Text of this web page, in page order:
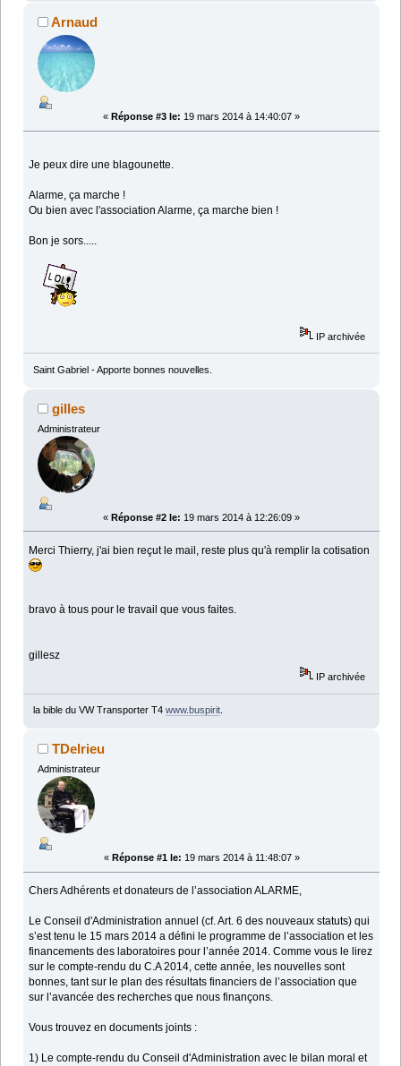
Arnaud
« Réponse #3 le: 19 mars 2014 à 14:40:07 »
Je peux dire une blagounette.
Alarme, ça marche !
Ou bien avec l'association Alarme, ça marche bien !
Bon je sors.....
IP archivée
Saint Gabriel - Apporte bonnes nouvelles.
gilles
Administrateur
« Réponse #2 le: 19 mars 2014 à 12:26:09 »
Merci Thierry, j'ai bien reçut le mail, reste plus qu'à remplir la cotisation
bravo à tous pour le travail que vous faites.
gillesz
IP archivée
la bible du VW Transporter T4 www.buspirit.
TDelrieu
Administrateur
« Réponse #1 le: 19 mars 2014 à 11:48:07 »
Chers Adhérents et donateurs de l’association ALARME,
Le Conseil d'Administration annuel (cf. Art. 6 des nouveaux statuts) qui
s’est tenu le 15 mars 2014 a défini le programme de l’association et les
financements des laboratoires pour l’année 2014. Comme vous le lirez
sur le compte-rendu du C.A 2014, cette année, les nouvelles sont
bonnes, tant sur le plan des résultats financiers de l’association que
sur l’avancée des recherches que nous finançons.
Vous trouvez en documents joints :
1) Le compte-rendu du Conseil d'Administration avec le bilan moral et